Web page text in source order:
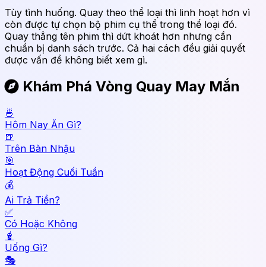
Tùy tình huống. Quay theo thể loại thì linh hoạt hơn vì
còn được tự chọn bộ phim cụ thể trong thể loại đó.
Quay thẳng tên phim thì dứt khoát hơn nhưng cần
chuẩn bị danh sách trước. Cả hai cách đều giải quyết
được vấn đề không biết xem gì.
Khám Phá Vòng Quay May Mắn
🍜
Hôm Nay Ăn Gì?
🍺
Trên Bàn Nhậu
🎯
Hoạt Động Cuối Tuần
💰
Ai Trả Tiền?
✅
Có Hoặc Không
🧋
Uống Gì?
🎭